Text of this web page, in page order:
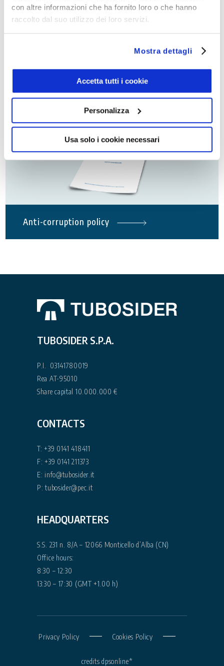
con altre informazioni che ha fornito loro o che hanno
raccolto dal suo utilizzo dei loro servizi.
Mostra dettagli
Accetta tutti i cookie
Personalizza
Usa solo i cookie necessari
Anti-corruption policy
TUBOSIDER S.P.A.
P.I. 03141780019
Rea AT-95010
Share capital 10.000.000 €
CONTACTS
T:+39 0141 418411
F: +39 0141 211373
E: info@tubosider.it
P:tubosider@pec.it
HEADQUARTERS
S.S. 231 n. 8/A – 12066 Monticello d’Alba (CN)
Office hours:
8:30 – 12:30
13:30 – 17:30 (GMT +1.00 h)
Privacy Policy Cookies Policy
credits dpsonline*